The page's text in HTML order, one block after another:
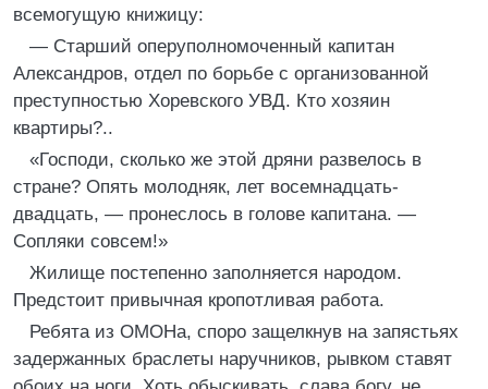
всемогущую книжицу:
— Старший оперуполномоченный капитан
Александров, отдел по борьбе с организованной
преступностью Хоревского УВД. Кто хозяин
квартиры?..
«Господи, сколько же этой дряни развелось в
стране? Опять молодняк, лет восемнадцать-
двадцать, — пронеслось в голове капитана. —
Сопляки совсем!»
Жилище постепенно заполняется народом.
Предстоит привычная кропотливая работа.
Ребята из ОМОНа, споро защелкнув на запястьях
задержанных браслеты наручников, рывком ставят